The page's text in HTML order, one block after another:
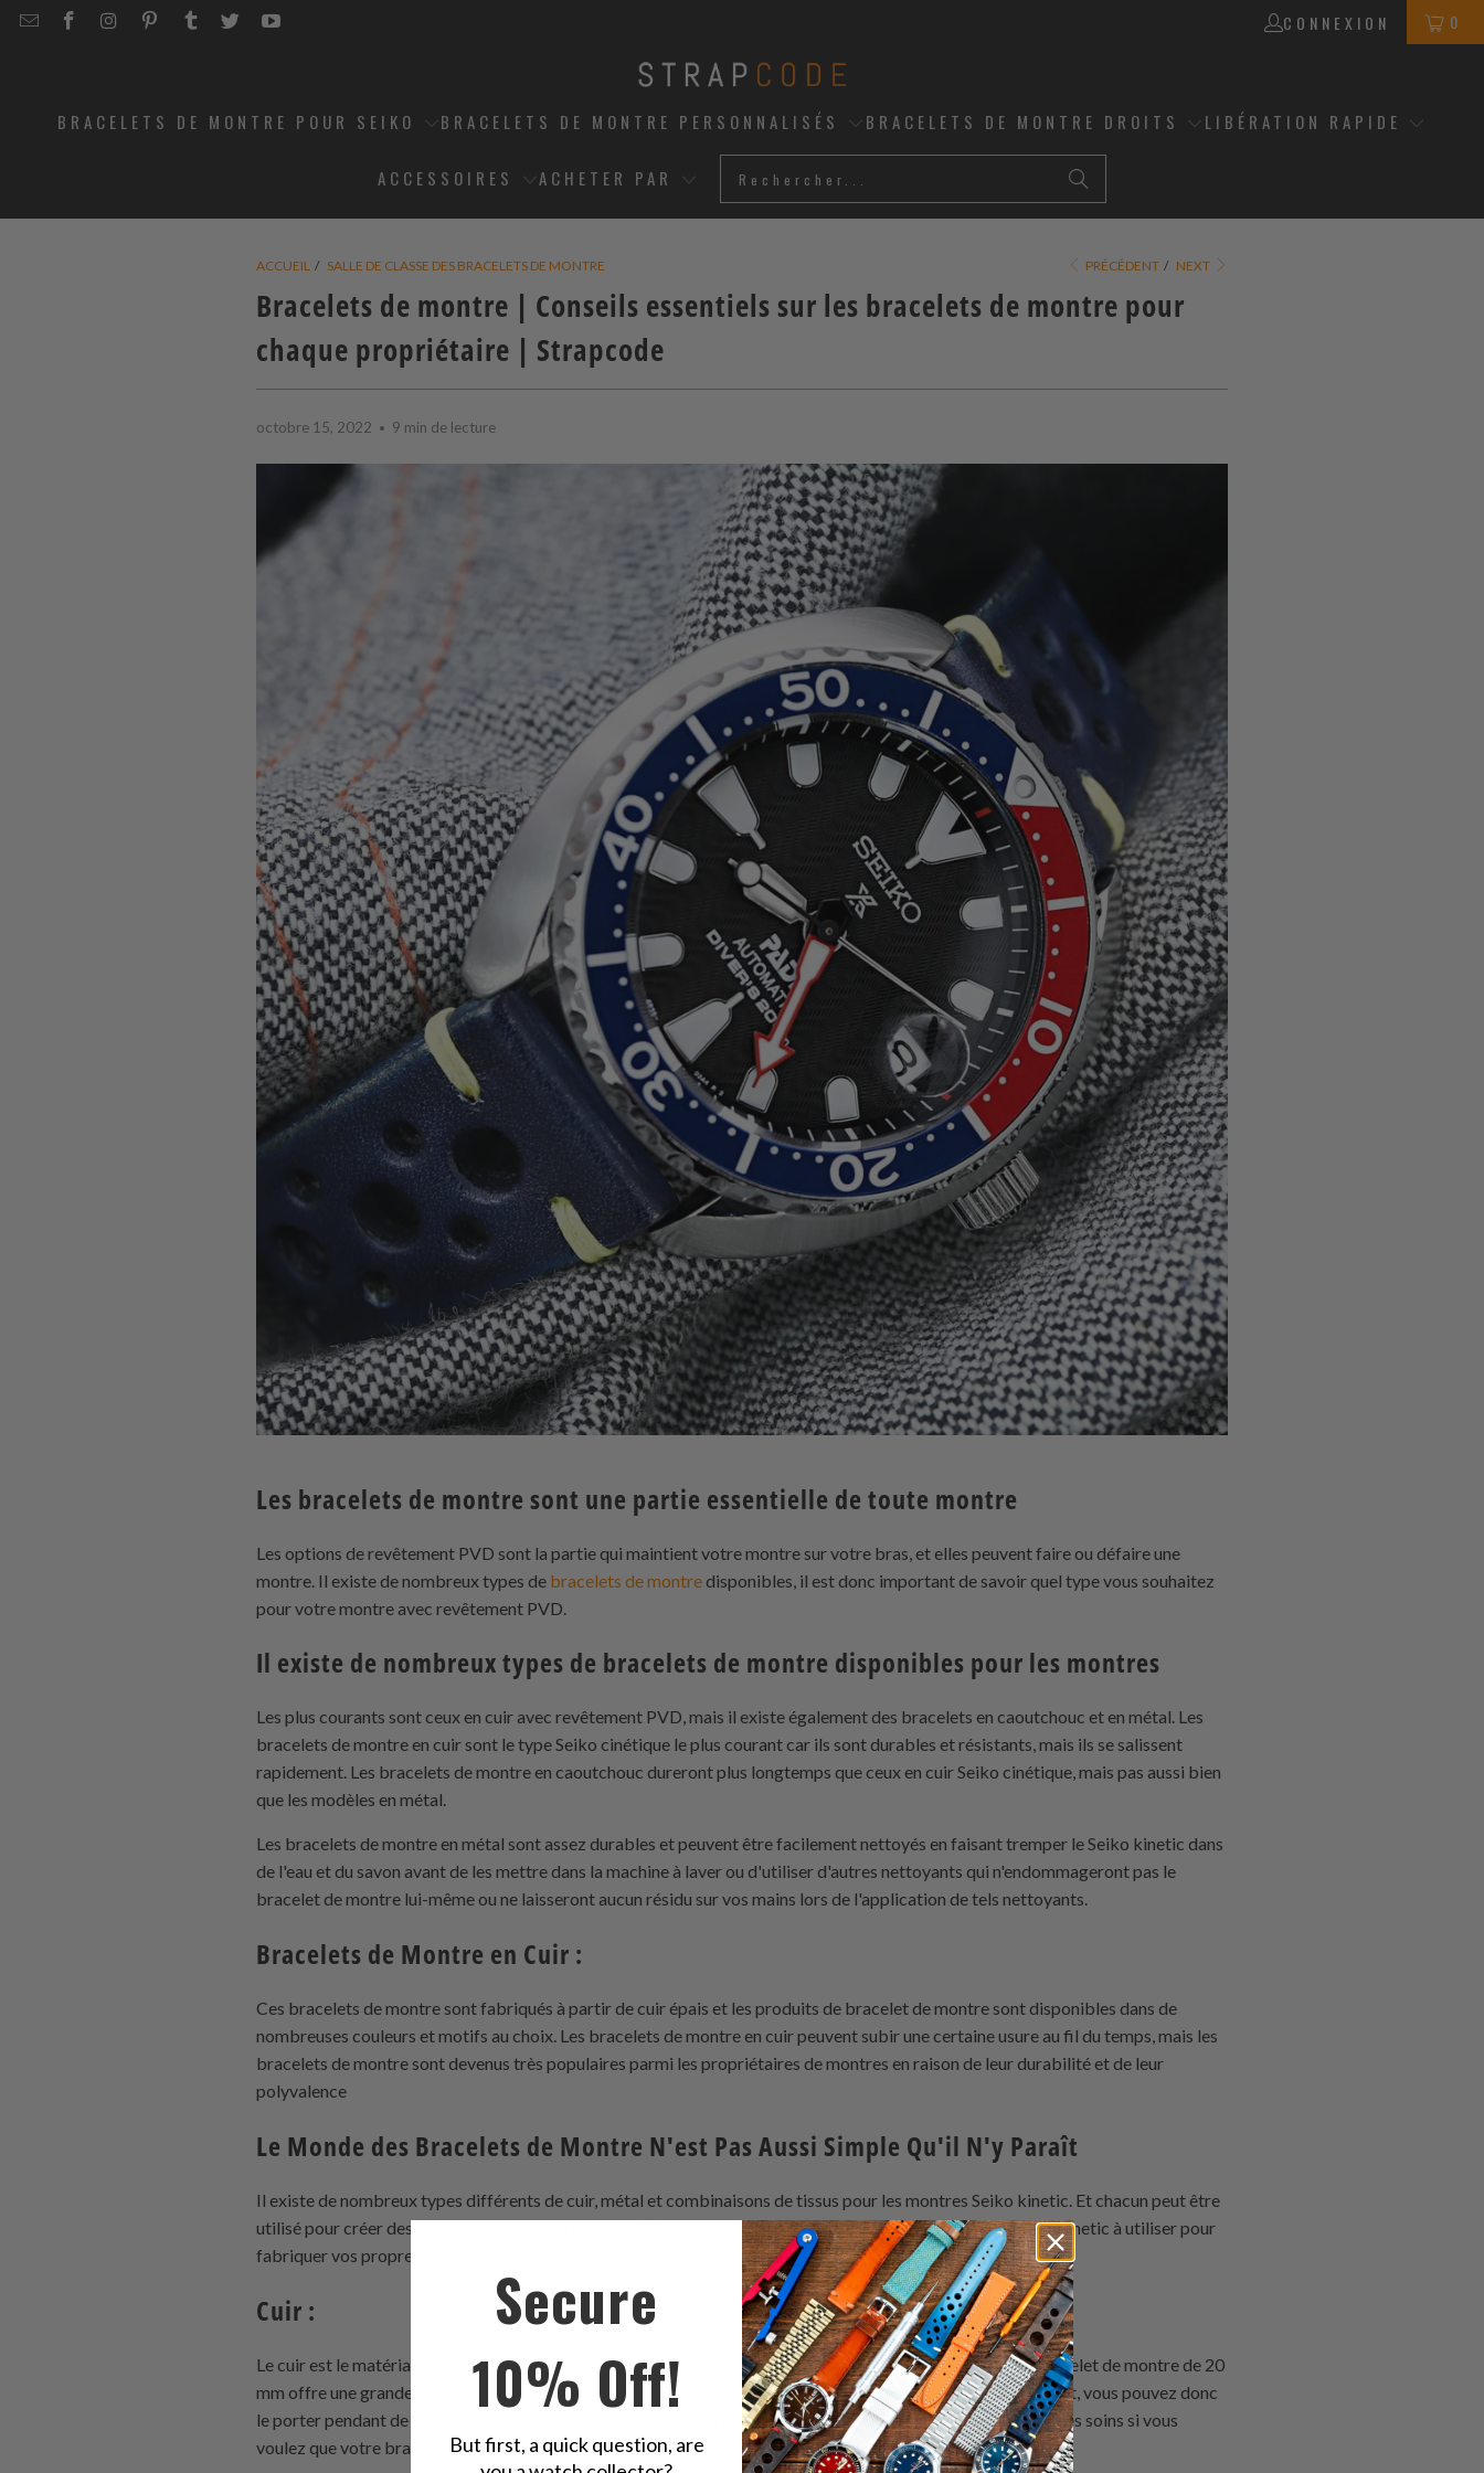
EMAILSTRAPCODE
STRAPCODE
STRAPCODE
STRAPCODE
STRAPCODE
STRAPCODE
CONNEXION 0
BRACELETS DE MONTRE POUR SEIKO BRACELETS DE MONTRE PERSONNALISÉS BRACELETS DE MONTRE DROITS LIBÉRATION RAPIDE
ACCESSOIRES ACHETER PAR
ACCUEIL / SALLE DE CLASSE DES BRACELETS DE MONTRE PRÉCÉDENT / NEXT
Bracelets de montre | Conseils essentiels sur les bracelets de montre pour
chaque propriétaire | Strapcode
octobre 15, 2022 9 min de lecture
Les bracelets de montre sont une partie essentielle de toute montre
Les options de revêtement PVD sont la partie qui maintient votre montre sur votre bras, et elles peuvent faire ou défaire une
montre. Il existe de nombreux types de bracelets de montre disponibles, il est donc important de savoir quel type vous souhaitez
pour votre montre avec revêtement PVD.
Il existe de nombreux types de bracelets de montre disponibles pour les montres
Les plus courants sont ceux en cuir avec revêtement PVD, mais il existe également des bracelets en caoutchouc et en métal. Les
bracelets de montre en cuir sont le type Seiko cinétique le plus courant car ils sont durables et résistants, mais ils se salissent
rapidement. Les bracelets de montre en caoutchouc dureront plus longtemps que ceux en cuir Seiko cinétique, mais pas aussi bien
que les modèles en métal.
Les bracelets de montre en métal sont assez durables et peuvent être facilement nettoyés en faisant tremper le Seiko kinetic dans
de l'eau et du savon avant de les mettre dans la machine à laver ou d'utiliser d'autres nettoyants qui n'endommageront pas le
bracelet de montre lui-même ou ne laisseront aucun résidu sur vos mains lors de l'application de tels nettoyants.
Bracelets de Montre en Cuir :
Ces bracelets de montre sont fabriqués à partir de cuir épais et les produits de bracelet de montre sont disponibles dans de
nombreuses couleurs et motifs au choix. Les bracelets de montre en cuir peuvent subir une certaine usure au fil du temps, mais les
bracelets de montre sont devenus très populaires parmi les propriétaires de montres en raison de leur durabilité et de leur
polyvalence
Le Monde des Bracelets de Montre N'est Pas Aussi Simple Qu'il N'y Paraît
Il existe de nombreux types différents de cuir, métal et combinaisons de tissus pour les montres Seiko kinetic. Et chacun peut être
utilisé pour créer des bracelets de montre uniques.Mais quels sont les meilleurs matériaux de montre Seiko Kinetic à utiliser pour
fabriquer vos propres bracelets de montre ? Examinons les avantages et les inconvénients de chaque option :
Cuir :
Le cuir est le matériau de montre Seiko Kinetic le plus courant utilisé dans lesbracelets de montrecar un bracelet de montre de 20
mm offre une grande durabilité, flexibilité et résistance. Il est également extrêmement confortable au poignet, vous pouvez donc
le porter pendant de longues périodes sans vous fatiguer ni être inconfortable. Cependant, le cuir nécessite des soins si vous
voulez que votre bracelet de montre de 20 mm dure des années
Secure
10% Off!
But first, a quick question, are